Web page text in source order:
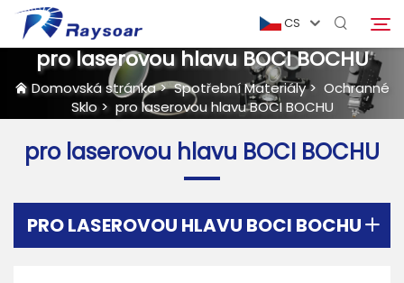
CS
Domovská stránka
Spotřební Materiály
Funkční Díly
Hledat
pro laserovou hlavu BOCI BOCHU
Domovská stránka>Spotřební Materiály> Ochranné
Sklo> pro laserovou hlavu BOCI BOCHU
pro laserovou hlavu BOCI BOCHU
PRO LASEROVOU HLAVU BOCI BOCHU